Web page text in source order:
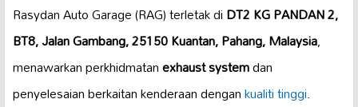
Rasydan Auto Garage (RAG) terletak diDT2 KG PANDAN 2,
BT8, Jalan Gambang, 25150 Kuantan, Pahang, Malaysia,
menawarkan perkhidmatanexhaust systemdan
penyelesaian berkaitan kenderaan dengankualiti tinggi.